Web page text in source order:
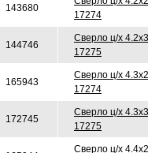
143680
17274
144746
Сверло ц/х
17275
165943
Сверло ц/х
17274
172745
Сверло ц/х
17275
Сверло ц/х